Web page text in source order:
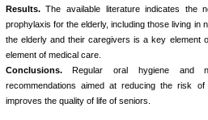
Results.The available literature indicates the
prophylaxis for the elderly, including those living in
the elderly and their caregivers is a key element
element of medical care.
Conclusions.
Regular oral hygiene and
recommendations aimed at reducing the risk
improves the quality of life of seniors.